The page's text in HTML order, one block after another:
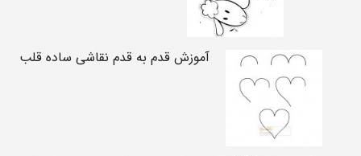
آموزش قدم به قدم نقاشی ساده قلب